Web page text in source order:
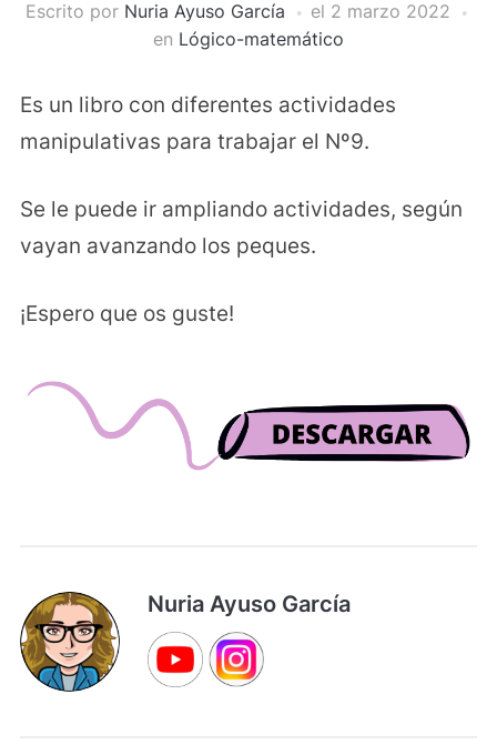
Escrito por Nuria Ayuso García el 2 marzo 2022
en Lógico-matemático
Es un libro con diferentes actividades
manipulativas para trabajar el Nº9.
Se le puede ir ampliando actividades, según
vayan avanzando los peques.
¡Espero que os guste!
Nuria Ayuso García